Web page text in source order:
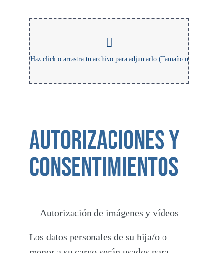
autorizaciones y
consentimientos
Autorización de imágenes y vídeos
Los datos personales de su hija/o o